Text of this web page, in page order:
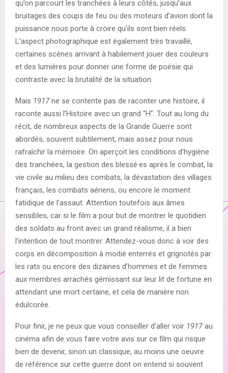
qu’on parcourt les tranchées à leurs côtés, jusqu’aux
bruitages des coups de feu ou des moteurs d’avion dont la
puissance nous porte à croire qu’ils sont bien réels.
L’aspect photographique est également très travaillé,
certaines scènes arrivant à habilement jouer des couleurs
et des lumières pour donner une forme de poésie qui
contraste avec la brutalité de la situation.
Mais 1917ne se contente pas de raconter une histoire, il
raconte aussi l’Histoire avec un grand “H”. Tout au long du
récit, de nombreux aspects de la Grande Guerre sont
abordés, souvent subtilement, mais assez pour nous
rafraîchir la mémoire. On aperçoit les conditions d’hygiène
des tranchées, la gestion des blessé·es après le combat, la
vie civile au milieu des combats, la dévastation des villages
français, les combats aériens, ou encore le moment
fatidique de l’assaut. Attention toutefois aux âmes
sensibles, car si le film a pour but de montrer le quotidien
des soldats au front avec un grand réalisme, il a bien
l’intention de tout montrer. Attendez-vous donc à voir des
corps en décomposition à moitié enterrés et grignotés par
les rats ou encore des dizaines d’hommes et de femmes
aux membres arrachés gémissant sur leur lit de fortune en
attendant une mort certaine, et cela de manière non
édulcorée.
Pour finir, je ne peux que vous conseiller d’aller voir 1917au
cinéma afin de vous faire votre avis sur ce film qui risque
bien de devenir, sinon un classique, au moins une oeuvre
de référence sur cette guerre dont on entend si souvent